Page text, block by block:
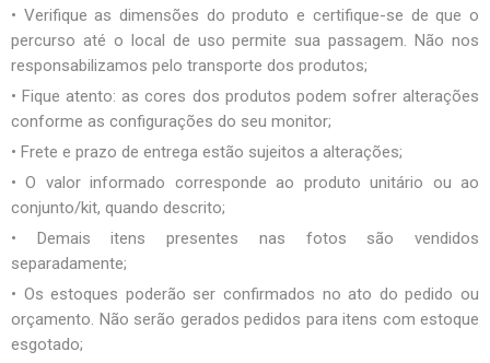
• Verifique as dimensões do produto e certifique-se de que o
percurso até o local de uso permite sua passagem. Não nos
responsabilizamos pelo transporte dos produtos;
• Fique atento: as cores dos produtos podem sofrer alterações
conforme as configurações do seu monitor;
• Frete e prazo de entrega estão sujeitos a alterações;
• O valor informado corresponde ao produto unitário ou ao
conjunto/kit, quando descrito;
• Demais itens presentes nas fotos são vendidos
separadamente;
• Os estoques poderão ser confirmados no ato do pedido ou
orçamento. Não serão gerados pedidos para itens com estoque
esgotado;